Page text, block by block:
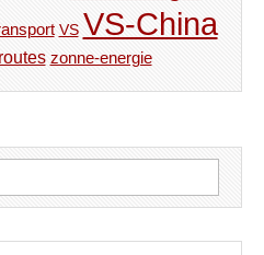
VS VS-China
zonne-energie